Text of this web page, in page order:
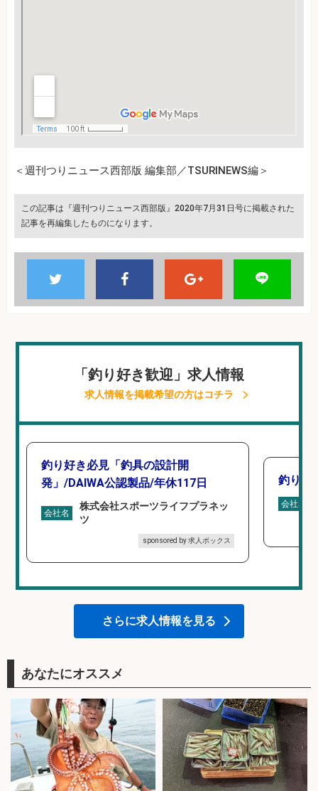
＜週刊つりニュース西部版 編集部／TSURINEWS編＞
この記事は『週刊つりニュース西部版』2020年7月31日号に掲載された
記事を再編集したものになります。
「釣り好き歓迎」求人情報
求人情報を掲載希望の方はコチラ
釣り好き必見「釣具の設計開
発」/DAIWA公認製品/年休117日
会社名
株式会社スポーツライフプラネッ
ツ
sponsored by 求人ボックス
釣り具
会社名
さらに求人情報を見る
あなたにオススメ